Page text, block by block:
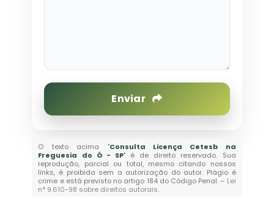
Enviar
O texto acima "Consulta Licença Cetesb na
Freguesia do Ó - SP" é de direito reservado. Sua
reprodução, parcial ou total, mesmo citando nossos
links, é proibida sem a autorização do autor. Plágio é
crime e está previsto no artigo 184 do Código Penal. – Lei
n° 9.610-98 sobre direitos autorais.